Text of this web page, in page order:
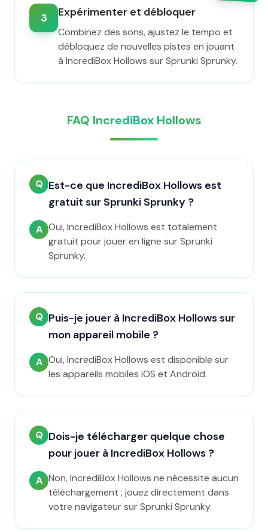
3 Expérimenter et débloquer
Combinez des sons, ajustez le tempo et
débloquez de nouvelles pistes en jouant
à IncrediBox Hollows sur Sprunki Sprunky.
FAQ IncrediBox Hollows
Q Est-ce que IncrediBox Hollows est
gratuit sur Sprunki Sprunky ?
A Oui, IncrediBox Hollows est totalement
gratuit pour jouer en ligne sur Sprunki
Sprunky.
Q Puis-je jouer à IncrediBox Hollows sur
mon appareil mobile ?
A Oui, IncrediBox Hollows est disponible sur
les appareils mobiles iOS et Android.
Q Dois-je télécharger quelque chose
pour jouer à IncrediBox Hollows ?
A Non, IncrediBox Hollows ne nécessite aucun
téléchargement ; jouez directement dans
votre navigateur sur Sprunki Sprunky.